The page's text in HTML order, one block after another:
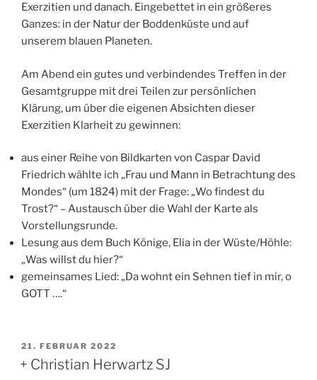
Exerzitien und danach. Eingebettet in ein größeres
Ganzes: in der Natur der Boddenküste und auf
unserem blauen Planeten.
Am Abend ein gutes und verbindendes Treffen in der
Gesamtgruppe mit drei Teilen zur persönlichen
Klärung, um über die eigenen Absichten dieser
Exerzitien Klarheit zu gewinnen:
aus einer Reihe von Bildkarten von Caspar David
Friedrich wählte ich „Frau und Mann in Betrachtung des
Mondes“ (um 1824) mit der Frage: „Wo findest du
Trost?“ – Austausch über die Wahl der Karte als
Vorstellungsrunde.
Lesung aus dem Buch Könige, Elia in der Wüste/Höhle:
„Was willst du hier?“
gemeinsames Lied: „Da wohnt ein Sehnen tief in mir, o
GOTT ….“
VERÖFFENTLICHT
AM
21. FEBRUAR 2022
+ Christian Herwartz SJ